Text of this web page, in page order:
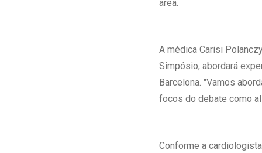
área.
A médica Carisi
Simpósio, abordará
Barcelona. "Vamos
focos do debate como
Conforme a